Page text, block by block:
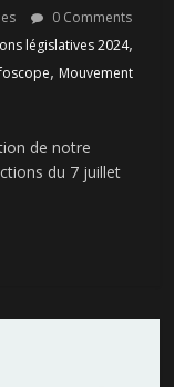
0 Comments
législatives 2024,
, Mouvement
de notre
du 7 juillet